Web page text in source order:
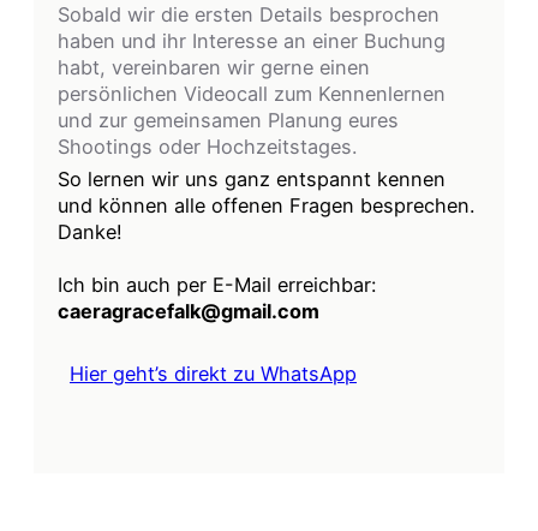
Sobald wir die ersten Details besprochen
haben und ihr Interesse an einer Buchung
habt, vereinbaren wir gerne einen
persönlichen Videocall zum Kennenlernen
und zur gemeinsamen Planung eures
Shootings oder Hochzeitstages.
So lernen wir uns ganz entspannt kennen
und können alle offenen Fragen besprechen.
Danke!
Ich bin auch per E-Mail erreichbar:
caeragracefalk@gmail.com
Hier geht’s direkt zu WhatsApp